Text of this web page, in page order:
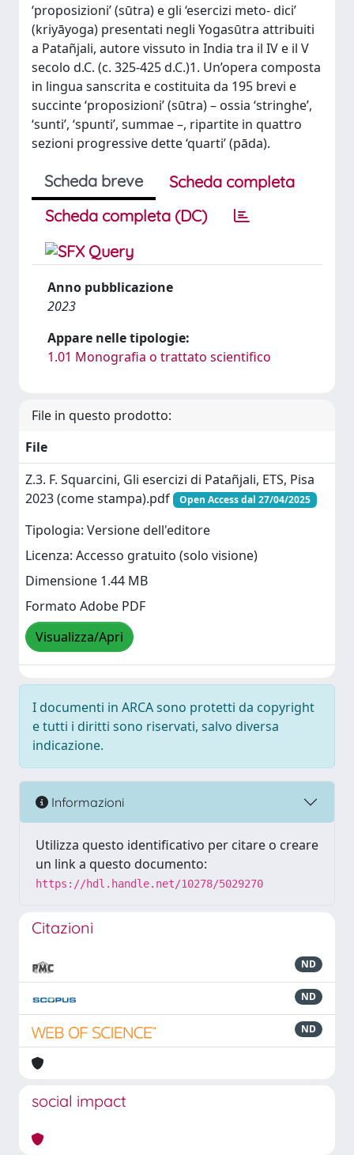
‘proposizioni’ (sūtra) e gli ‘esercizi meto- dici’
(kriyāyoga) presentati negli Yogasūtra attribuiti
a Patañjali, autore vissuto in India tra il IV e il V
secolo d.C. (c. 325-425 d.C.)1. Un’opera composta
in lingua sanscrita e costituita da 195 brevi e
succinte ‘proposizioni’ (sūtra) – ossia ‘stringhe’,
‘sunti’, ‘spunti’, summae –, ripartite in quattro
sezioni progressive dette ‘quarti’ (pāda).
Scheda breve
Scheda completa
Scheda completa (DC)
Anno pubblicazione
2023
Appare nelle tipologie:
1.01 Monografia o trattato scientifico
File in questo prodotto:
File
Z.3. F. Squarcini, Gli esercizi di Patañjali, ETS, Pisa
2023 (come stampa).pdf
Open Access dal 27/04/2025
Tipologia: Versione dell'editore
Licenza: Accesso gratuito (solo visione)
Dimensione 1.44 MB
Formato Adobe PDF
Visualizza/Apri
I documenti in ARCA sono protetti da copyright
e tutti i diritti sono riservati, salvo diversa
indicazione.
Informazioni
Utilizza questo identificativo per citare o creare
un link a questo documento:
https://hdl.handle.net/10278/5029270
Citazioni
ND
ND
ND
social impact